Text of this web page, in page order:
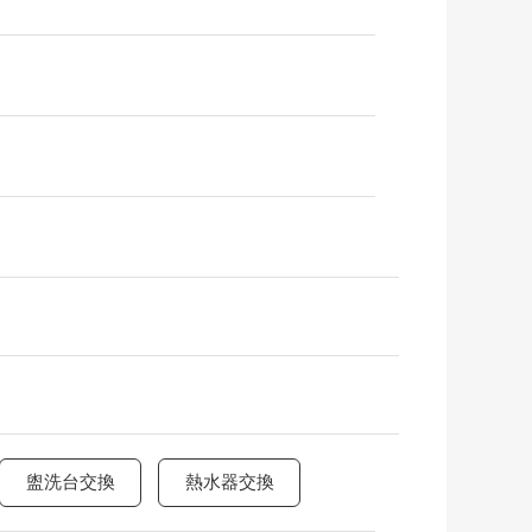
盥洗台交換 熱水器交換